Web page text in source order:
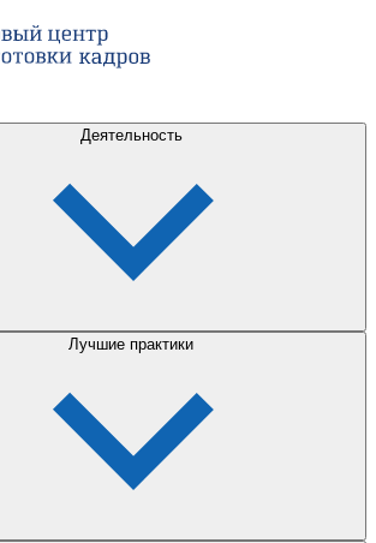
Деятельность
Лучшие практики